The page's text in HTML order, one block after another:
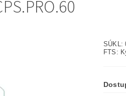
SÚKL:
FTS: